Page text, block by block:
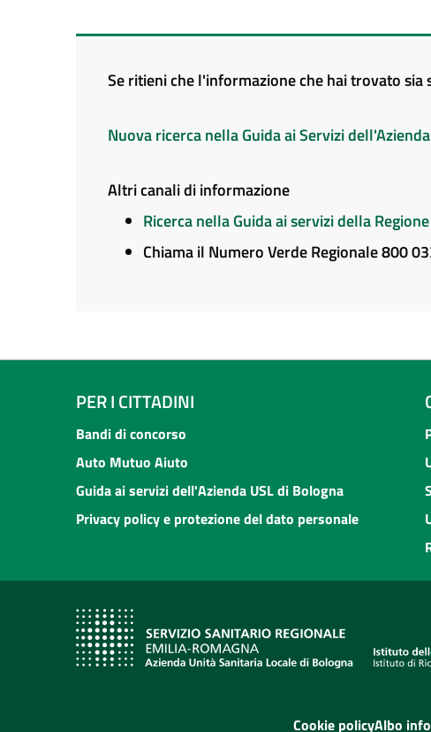
Se ritieni che l'informazione che hai trovato sia
Nuova ricerca nella Guida ai Servizi
Altri canali di informazione
Ricerca nella Guida ai servizi della
Chiama il Numero Verde Regionale 800
PER I CITTADINI
Bandi di concorso
Auto Mutuo Aiuto
Guida ai servizi dell'Azienda USL di Bologna
Privacy policy e protezione del dato personale
Cookie policyAlbo